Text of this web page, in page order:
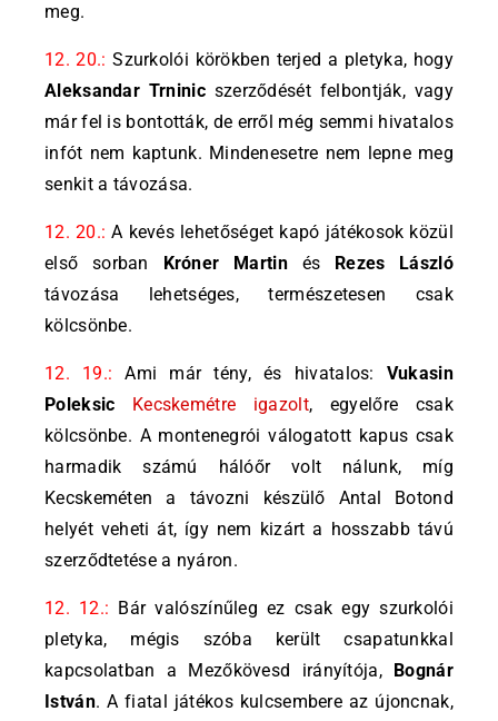
meg.
12. 20.:Szurkolói körökben terjed a pletyka, hogy
Aleksandar Trninic szerződését felbontják, vagy
már fel is bontották, de erről még semmi hivatalos
infót nem kaptunk. Mindenesetre nem lepne meg
senkit a távozása.
12. 20.:A kevés lehetőséget kapó játékosok közül
első sorban Króner Martin és Rezes László
távozása lehetséges, természetesen csak
kölcsönbe.
12. 19.:Ami már tény, és hivatalos: Vukasin
Poleksic
Kecskemétre igazolt, egyelőre csak
kölcsönbe. A montenegrói válogatott kapus csak
harmadik számú hálóőr volt nálunk, míg
Kecskeméten a távozni készülő Antal Botond
helyét veheti át, így nem kizárt a hosszabb távú
szerződtetése a nyáron.
12. 12.: Bár valószínűleg ez csak egy szurkolói
pletyka, mégis szóba került csapatunkkal
kapcsolatban a Mezőkövesd irányítója, Bognár
István. A fiatal játékos kulcsembere az újoncnak,